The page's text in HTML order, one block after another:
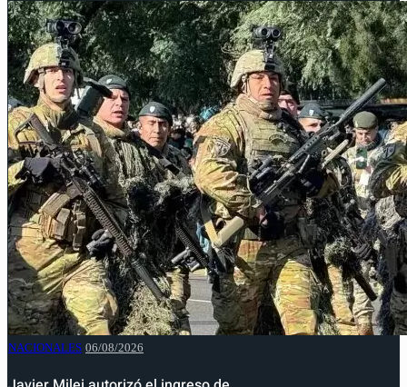
NACIONALES 06/08/2026